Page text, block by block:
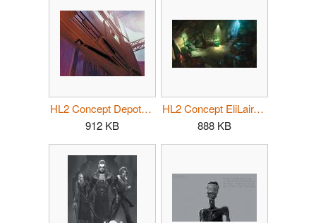
HL2 Concept Depot.jpg
912 KB
HL2 Concept EliLair.jpg
888 KB